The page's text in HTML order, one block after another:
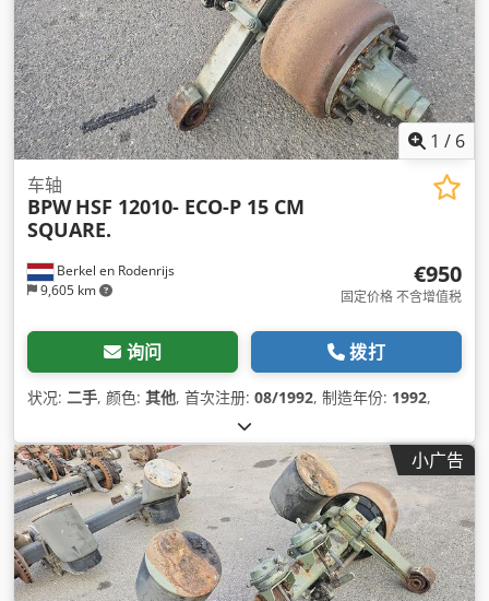
1 / 6
Berkel en Rodenrijs
9,605 km
车轴
BPW HSF 12010- ECO-P 15 CM
SQUARE.
€950
固定价格 不含增值税
询问 拨打
状况: 二手, 颜色: 其他, 首次注册: 08/1992, 制造年份: 1992,
小广告